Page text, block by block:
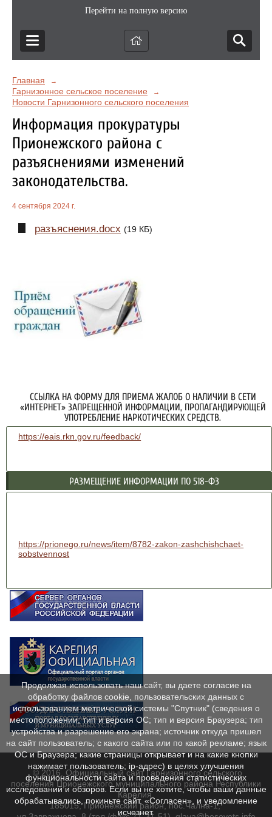
Перейти на полную версию
Главная →
Гарнизонное сельское поселение →
Новости Гарнизонного сельского поселения
Информация прокуратуры
Прионежского района с
разъяснениями изменений
законодательства.
4 сентября 2024 г.
разъяснения.docx (19 КБ)
ССЫЛКА НА ФОРМУ ДЛЯ ПРИЕМА ЖАЛОБ О НАЛИЧИИ В СЕТИ
«ИНТЕРНЕТ» ЗАПРЕЩЕННОЙ ИНФОРМАЦИИ, ПРОПАГАНДИРУЮЩЕЙ
УПОТРЕБЛЕНИЕ НАРКОТИЧЕСКИХ СРЕДСТВ.
https://eais.rkn.gov.ru/feedback/
РАЗМЕЩЕНИЕ ИНФОРМАЦИИ ПО 518-ФЗ
https://prionego.ru/news/item/8782-zakon-zashchishchaet-
sobstvennost
© 2016. Официальный сайт Гарнизонного сельского
поселения Прионежского муниципального района Республики
Карелия.
185015, Прионежский район, пос.Чална-1,
Продолжая использовать наш сайт, вы даете согласие на
обработку файлов cookie, пользовательских данных с
использованием метрической системы "Спутник" (сведения о
местоположении; тип и версия ОС; тип и версия Браузера; тип
устройства и разрешение его экрана; источник откуда пришел
на сайт пользователь; с какого сайта или по какой рекламе; язык
ОС и Браузера; какие страницы открывает и на какие кнопки
нажимает пользователь; ip-адрес) в целях улучшения
функциональности сайта и проведения статистических
исследований и обзоров. Если вы не хотите, чтобы ваши данные
обрабатывались, покиньте сайт. «Согласен», и уведомление
исчезнет.